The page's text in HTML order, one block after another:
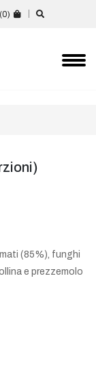
0)
(85%), funghi
e prezzemolo